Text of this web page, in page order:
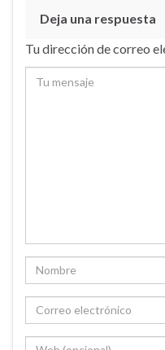
Deja una respuesta
Tu dirección de correo